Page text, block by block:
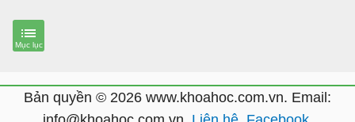
Bản quyền © 2026 www.khoahoc.com.vn. Email: